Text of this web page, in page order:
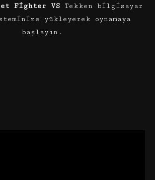
Fighter VS Tekken bilgisayar
yükleyerek oynamaya
başlayın.